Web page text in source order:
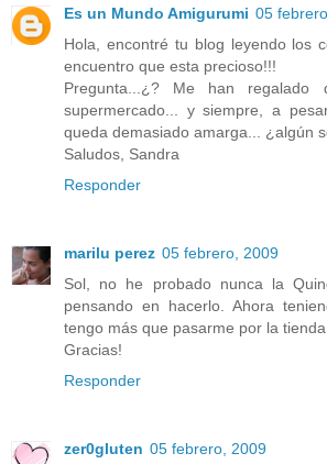
Es un Mundo Amigurumi 05
Hola, encontré tu blog leyendo los
encuentro que esta precioso!!!
Pregunta...¿? Me han
supermercado... y siempre, a
queda demasiado amarga... ¿algún
Saludos, Sandra
Responder
marilu perez 05 febrero, 2009
Sol, no he probado nunca la
pensando en hacerlo. Ahora
tengo más que pasarme por la tienda.
Gracias!
Responder
zer0gluten 05 febrero, 2009